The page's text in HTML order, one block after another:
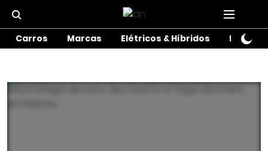
Carros Marcas Elétricos & Híbridos Motos